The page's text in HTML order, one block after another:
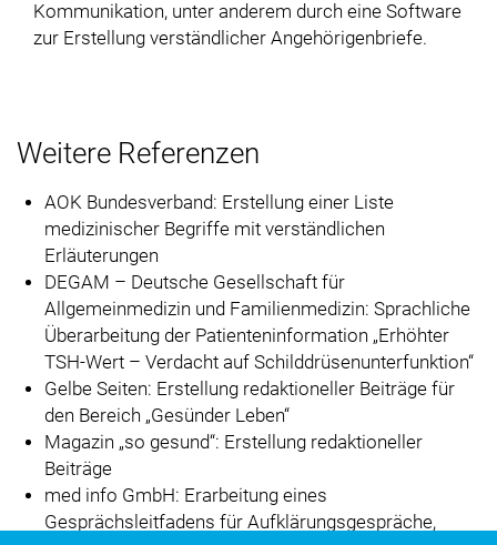
Kommunikation, unter anderem durch eine Software
zur Erstellung verständlicher Angehörigenbriefe.
Weitere Referenzen
AOK Bundesverband: Erstellung einer Liste
medizinischer Begriffe mit verständlichen
Erläuterungen
DEGAM – Deutsche Gesellschaft für
Allgemeinmedizin und Familienmedizin: Sprachliche
Überarbeitung der Patienteninformation
Erhöhter
TSH-Wert – Verdacht auf Schilddrüsenunterfunktion
Gelbe Seiten: Erstellung redaktioneller Beiträge für
den Bereich Gesünder Leben
Magazin so gesund : Erstellung redaktioneller
Beiträge
med info GmbH: Erarbeitung eines
Gesprächsleitfadens für Aufklärungsgespräche,